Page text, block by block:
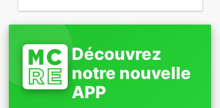
Découvrez
notre nouvelle
APP